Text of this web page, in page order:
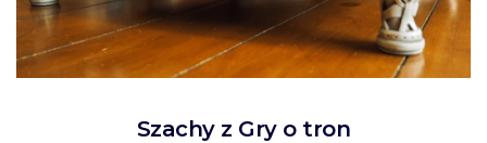
Szachy z Gry o tron